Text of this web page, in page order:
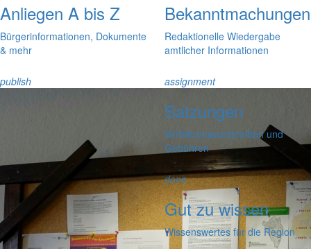
Anliegen A bis Z
Bürgerinformationen, Dokumente
& mehr
Bekanntmachungen
Redaktionelle Wiedergabe
amtlicher Informationen
publish assignment
Satzungen
Verfahrensvorschriften und
Gebühren
done
Gut zu wissen
Wissenswertes für die Region